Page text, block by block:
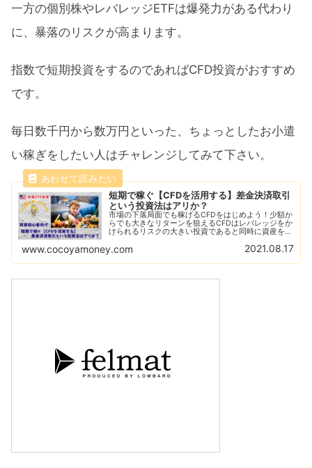
一方の個別株やレバレッジETFは爆発力がある代わり
に、暴落のリスクが高まります。
指数で短期投資をするのであればCFD投資がおすすめ
です。
毎日数千円から数万円といった、ちょっとしたお小遣
い稼ぎをしたい人はチャレンジしてみて下さい。
短期で稼ぐ【CFDを活用する】差金決済取引
という投資法はアリか？
市場の下落局面でも稼げるCFDをはじめよう！少額か
らでも大きなリターンを狙えるCFDはレバレッジをか
けられるリスクの大きい投資であると同時に資産を急
リック証券がおすすめ！デモ取引で練習しよう！
www.cocoyamoney.com 2021.08.17